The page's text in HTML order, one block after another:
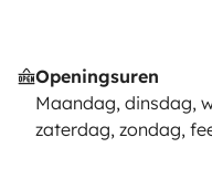
Openingsuren
Maandag, dinsdag,
zaterdag, zondag,